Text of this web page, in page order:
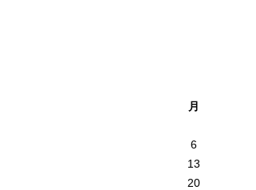
月
6
13
20